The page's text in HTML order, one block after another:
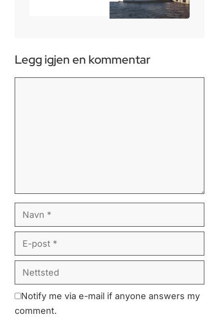
Legg igjen en kommentar
post
Notify me via e-mail if anyone answers my
comment.